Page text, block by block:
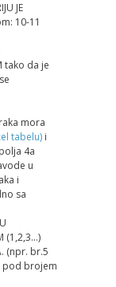
JE
10-11
tako da je
mora
tabelu) i
4a
u
i
sa
(1,2,3…)
(npr. br.5
pod brojem